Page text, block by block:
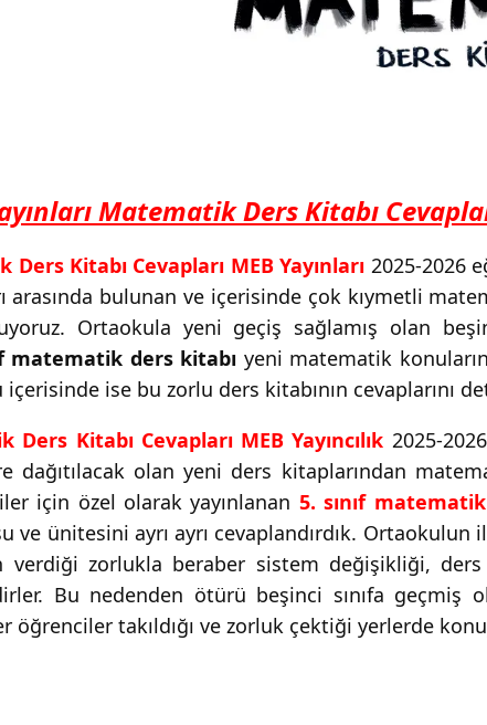
Matematik Ders Kitabı
Ders Kitabı Cevapları MEB Yayınları 2025-2026
arasında bulunan ve içerisinde çok kıymetli
Ortaokula yeni geçiş sağlamış olan
matematik ders kitabı yeni matematik
ise bu zorlu ders kitabının cevaplarını
Ders Kitabı Cevapları MEB Yayıncılık 2025-
dağıtılacak olan yeni ders kitaplarından
için özel olarak yayınlanan 5. sınıf
ve ünitesini ayrı ayrı cevaplandırdık. Ortaokulun
verdiği zorlukla beraber sistem değişikliği,
Bu nedenden ötürü beşinci sınıfa geçmiş
öğrenciler takıldığı ve zorluk çektiği yerlerde